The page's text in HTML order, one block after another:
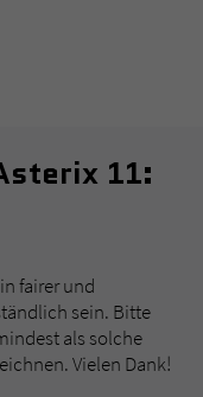
11:
fairer und
sein. Bitte
als solche
Vielen Dank!